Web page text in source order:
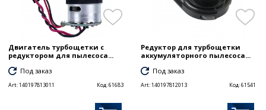
Двигатель турбощетки с
редуктором для пылесоса...
Под заказ
Art:140197813011 Код:61683
Редуктор для турбощетки
аккумуляторного пылесоса...
Под заказ
Art:140197812013 Код:61541